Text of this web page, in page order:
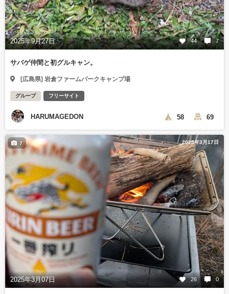
2025年9月27日 44 7
サバゲ仲間と初グルキャン。
[広島県] 岩倉ファームパークキャンプ場
グループ フリーサイト
HARUMAGEDON 58 69
2025年3月17日
2025年3月07日 26 0
7